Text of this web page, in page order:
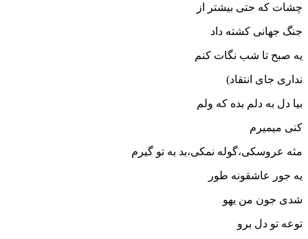
چشات که حتی بیشتر از
جنگ جهانی کشته داد
یه صبح تا شب نگات کنم
نداری جای انتقاد)
بیا دل به دلم بده که ولم
کنی میمیرم
مثه عروسکی،گوله نمکی،بد به تو گیرم
یه جور عاشقونه طور
شدی جون من یهو
توعه تو دل برو